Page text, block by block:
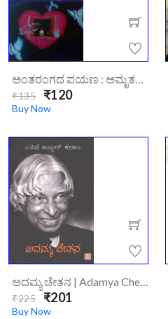
ಅಂತರಂಗದ ಪಯಣ : ಅಮೃತಯಾನ ೫ | Antharangada-Payana-Amruthayana-5
₹135 ₹120
Buy Now
ಅದಮ್ಯ ಚೇತನ | Adamya Chetana
₹225 ₹201
Buy Now